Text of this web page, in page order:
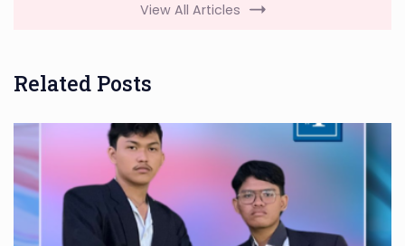
View All Articles
Related Posts